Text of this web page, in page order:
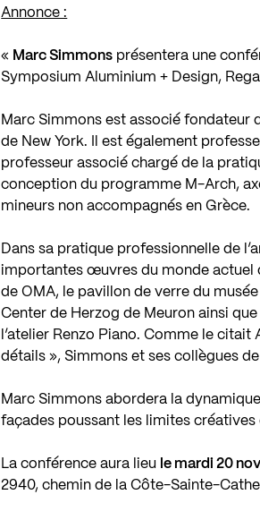
Annonce :
« Marc Simmons présentera une
Symposium Aluminium + Design,
Marc Simmons est associé fondateur
de New York. Il est également
professeur associé chargé de la
conception du programme M-Arch,
mineurs non accompagnés en Grèce.
Dans sa pratique professionnelle de
importantes œuvres du monde actuel
de OMA, le pavillon de verre du
Center de Herzog de Meuron ainsi
l’atelier Renzo Piano. Comme le
détails », Simmons et ses collègues
Marc Simmons abordera la
façades poussant les limites créatives
La conférence aura lieu le mardi 20
2940, chemin de la Côte-Sainte-